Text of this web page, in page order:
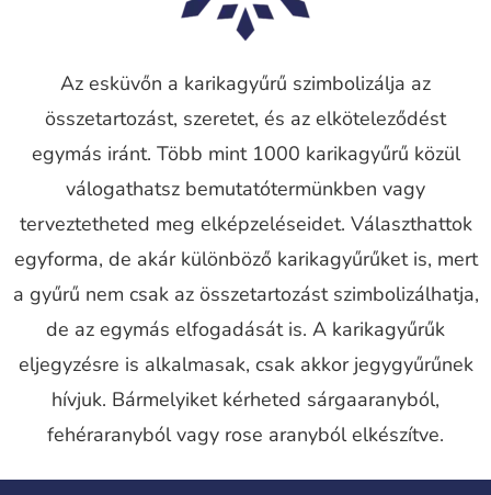
Az esküvőn a karikagyűrű szimbolizálja az
összetartozást, szeretet, és az elköteleződést
egymás iránt. Több mint 1000 karikagyűrű közül
válogathatsz bemutatótermünkben vagy
terveztetheted meg elképzeléseidet. Választhattok
egyforma, de akár különböző karikagyűrűket is, mert
a gyűrű nem csak az összetartozást szimbolizálhatja,
de az egymás elfogadását is. A karikagyűrűk
eljegyzésre is alkalmasak, csak akkor jegygyűrűnek
hívjuk. Bármelyiket kérheted sárgaaranyból,
fehéraranyból vagy rose aranyból elkészítve.